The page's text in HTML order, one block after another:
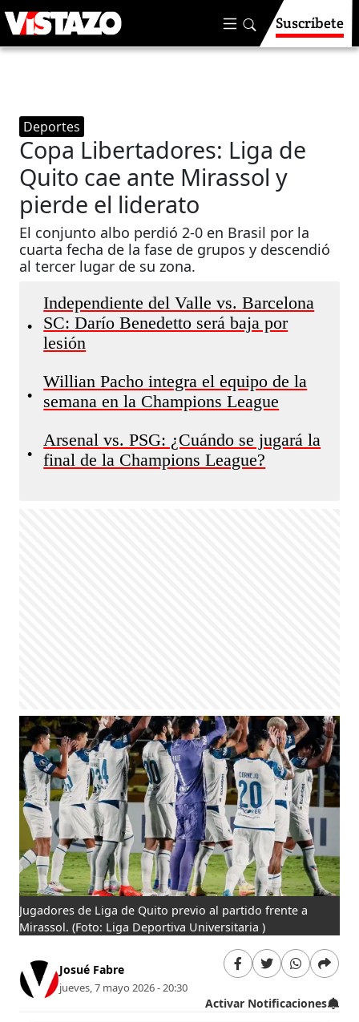
Suscríbete
Deportes
Copa Libertadores: Liga de
Quito cae ante Mirassol y
pierde el liderato
El conjunto albo perdió 2-0 en Brasil por la
cuarta fecha de la fase de grupos y descendió
al tercer lugar de su zona.
•
Independiente del Valle vs. Barcelona
SC: Darío Benedetto será baja por
lesión
•
Willian Pacho integra el equipo de la
semana en la Champions League
•
Arsenal vs. PSG: ¿Cuándo se jugará la
final de la Champions League?
Jugadores de Liga de Quito previo al partido frente a
Mirassol. (Foto: Liga Deportiva Universitaria )
Josué Fabre
jueves, 7 mayo 2026 - 20:30
Activar Notificaciones